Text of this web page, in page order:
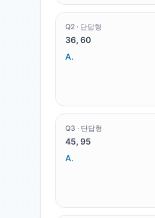
Q2 · 단답형
36, 60
A.
Q3 · 단답형
45, 95
A.